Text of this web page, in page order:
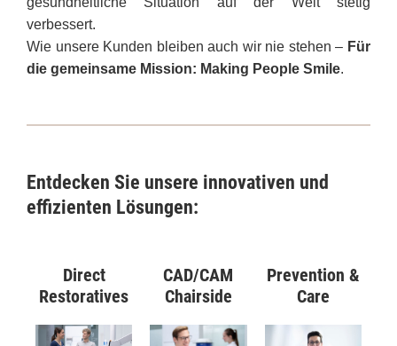
verbessert.
Wie unsere Kunden bleiben auch wir nie stehen – Für
die gemeinsame Mission: Making People Smile.
Entdecken Sie unsere innovativen und
effizienten Lösungen:
Direct
Restoratives
CAD/CAM
Chairside
Prevention &
Care